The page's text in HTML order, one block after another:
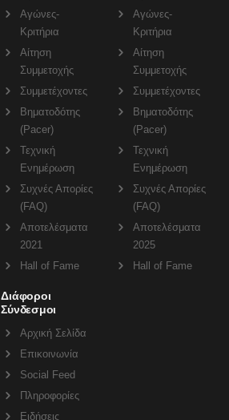
Αγώνες-
Κριτήρια
Αίτηση
Συμμετοχής
Συμμετέχοντες
Βηματοδότης
(Pacer)
Τεχνική
Ενημέρωση
Συχνές Απορίες
(FAQ)
Αποτελέσματα
2021
Hall of Fame
Αγώνες-
Κριτήρια
Αίτηση
Συμμετοχής
Συμμετέχοντες
Βηματοδότης
(Pacer)
Τεχνική
Ενημέρωση
Συχνές Απορίες
(FAQ)
Αποτελέσματα
2025
Hall of Fame
Διάφοροι
Σύνδεσμοι
Αρχική Σελίδα
Επικοινωνία
Social Feed
Πληροφορίες
Ειδήσεις